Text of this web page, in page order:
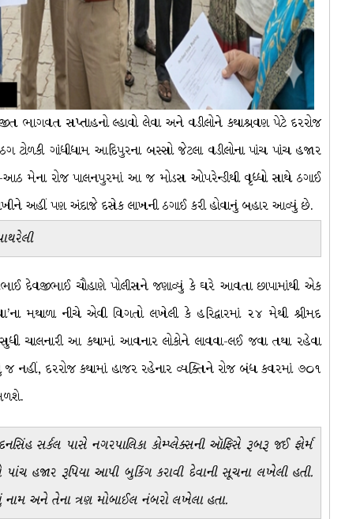
ભાગવત સપ્તાહનો લ્હાવો લેવા અને વડીલોને કથાશ્રવણ પેટે દરરોજ
ગાંધીધામ આદિપુરના બસ્સો જેટલા વડીલોના પાંચ પાંચ હજાર
મેના રોજ પાલનપુરમાં આ જ મોડસ ઓપરેન્ડીથી વૃધ્ધો સાથે ઠગાઈ
અહીં પણ અંદાજે દસેક લાખની ઠગાઈ કરી હોવાનું બહાર આવ્યું છે.
દેવજીભાઈ ચૌહાણે પોલીસને જણાવ્યું કે ઘરે આવતા છાપામાંથી એક
મથાળા નીચે એવી વિગતો લખેલી કે હરિદ્વારમાં ૨૪ મેથી શ્રીમદ
ચાલનારી આ કથામાં આવનાર લોકોને લાવવા-લઈ જવા તથા રહેવા
દરરોજ કથામાં હાજર રહેનાર વ્યક્તિને રોજ બંધ કવરમાં ૭૦૧
સર્કલ પાસે નગરપાલિકા કોમ્પ્લેક્સની ઑફિસે રૂબરૂ જઈ ફોર્મ
પાંચ હજાર રૂપિયા આપી બુકિંગ કરાવી દેવાની સૂચના લખેલી હતી.
નામ અને તેના ત્રણ મોબાઈલ નંબરો લખેલા હતા.